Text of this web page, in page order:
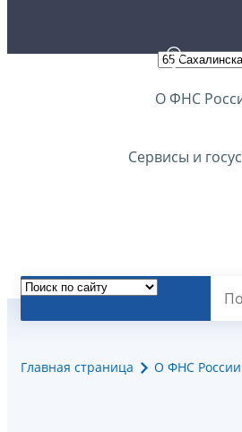
О ФНС
Сервисы и
Главная страница О ФНС России